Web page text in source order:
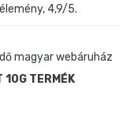
4,9/5.
magyar webáruház
10G TERMÉK